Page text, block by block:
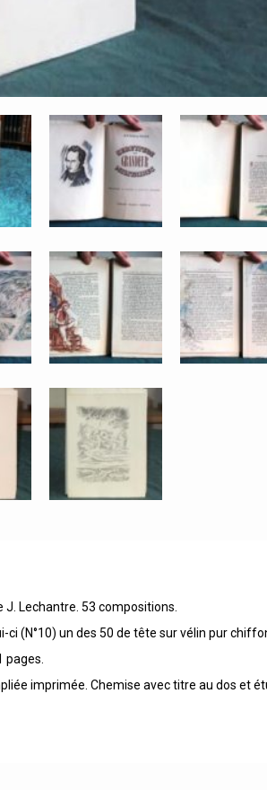
J. Lechantre. 53 compositions.
ci (N°10) un des 50 de tête sur vélin pur
pages.
imprimée. Chemise avec titre au dos et